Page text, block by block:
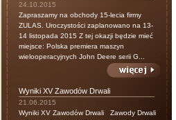
24.10.2015
Zapraszamy na obchody 15-lecia firmy
ZULAS. Uroczystości zaplanowano na 13-
14 listopada 2015 Z tej okazji będzie mieć
miejsce: Polska premiera maszyn
wielooperacyjnych John Deere serii G...
Wyniki XV Zawodów Drwali
21.06.2015
Wyniki XV Zawodów Drwali Zawody Drwali